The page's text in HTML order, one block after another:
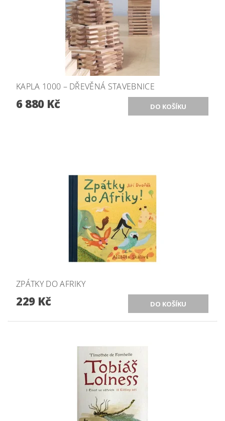
KAPLA 1000 – DŘEVĚNÁ STAVEBNICE
6 880 Kč
ZPÁTKY DO AFRIKY
229 Kč